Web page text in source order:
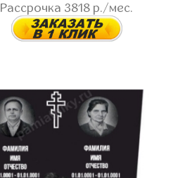
Рассрочка 3818 р./мес.